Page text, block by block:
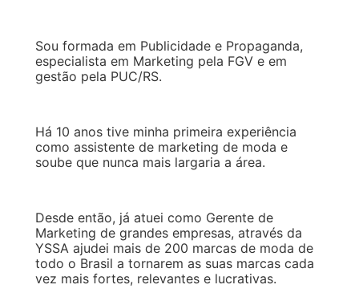
Sou formada em Publicidade e Propaganda,
especialista em Marketing pela FGV e em
gestão pela PUC/RS.
Há 10 anos tive minha primeira experiência
como assistente de marketing de moda e
soube que nunca mais largaria a área.
Desde então, já atuei como Gerente de
Marketing de grandes empresas, através da
YSSA ajudei mais de 200 marcas de moda de
todo o Brasil a tornarem as suas marcas cada
vez mais fortes, relevantes e lucrativas.